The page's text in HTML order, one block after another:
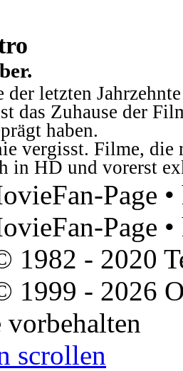
der letzten
das Zuhause der
haben.
vergisst. Filme, die
in HD und vorerst
Page
Page
1982 - 2020
1999 - 2026
scrollen